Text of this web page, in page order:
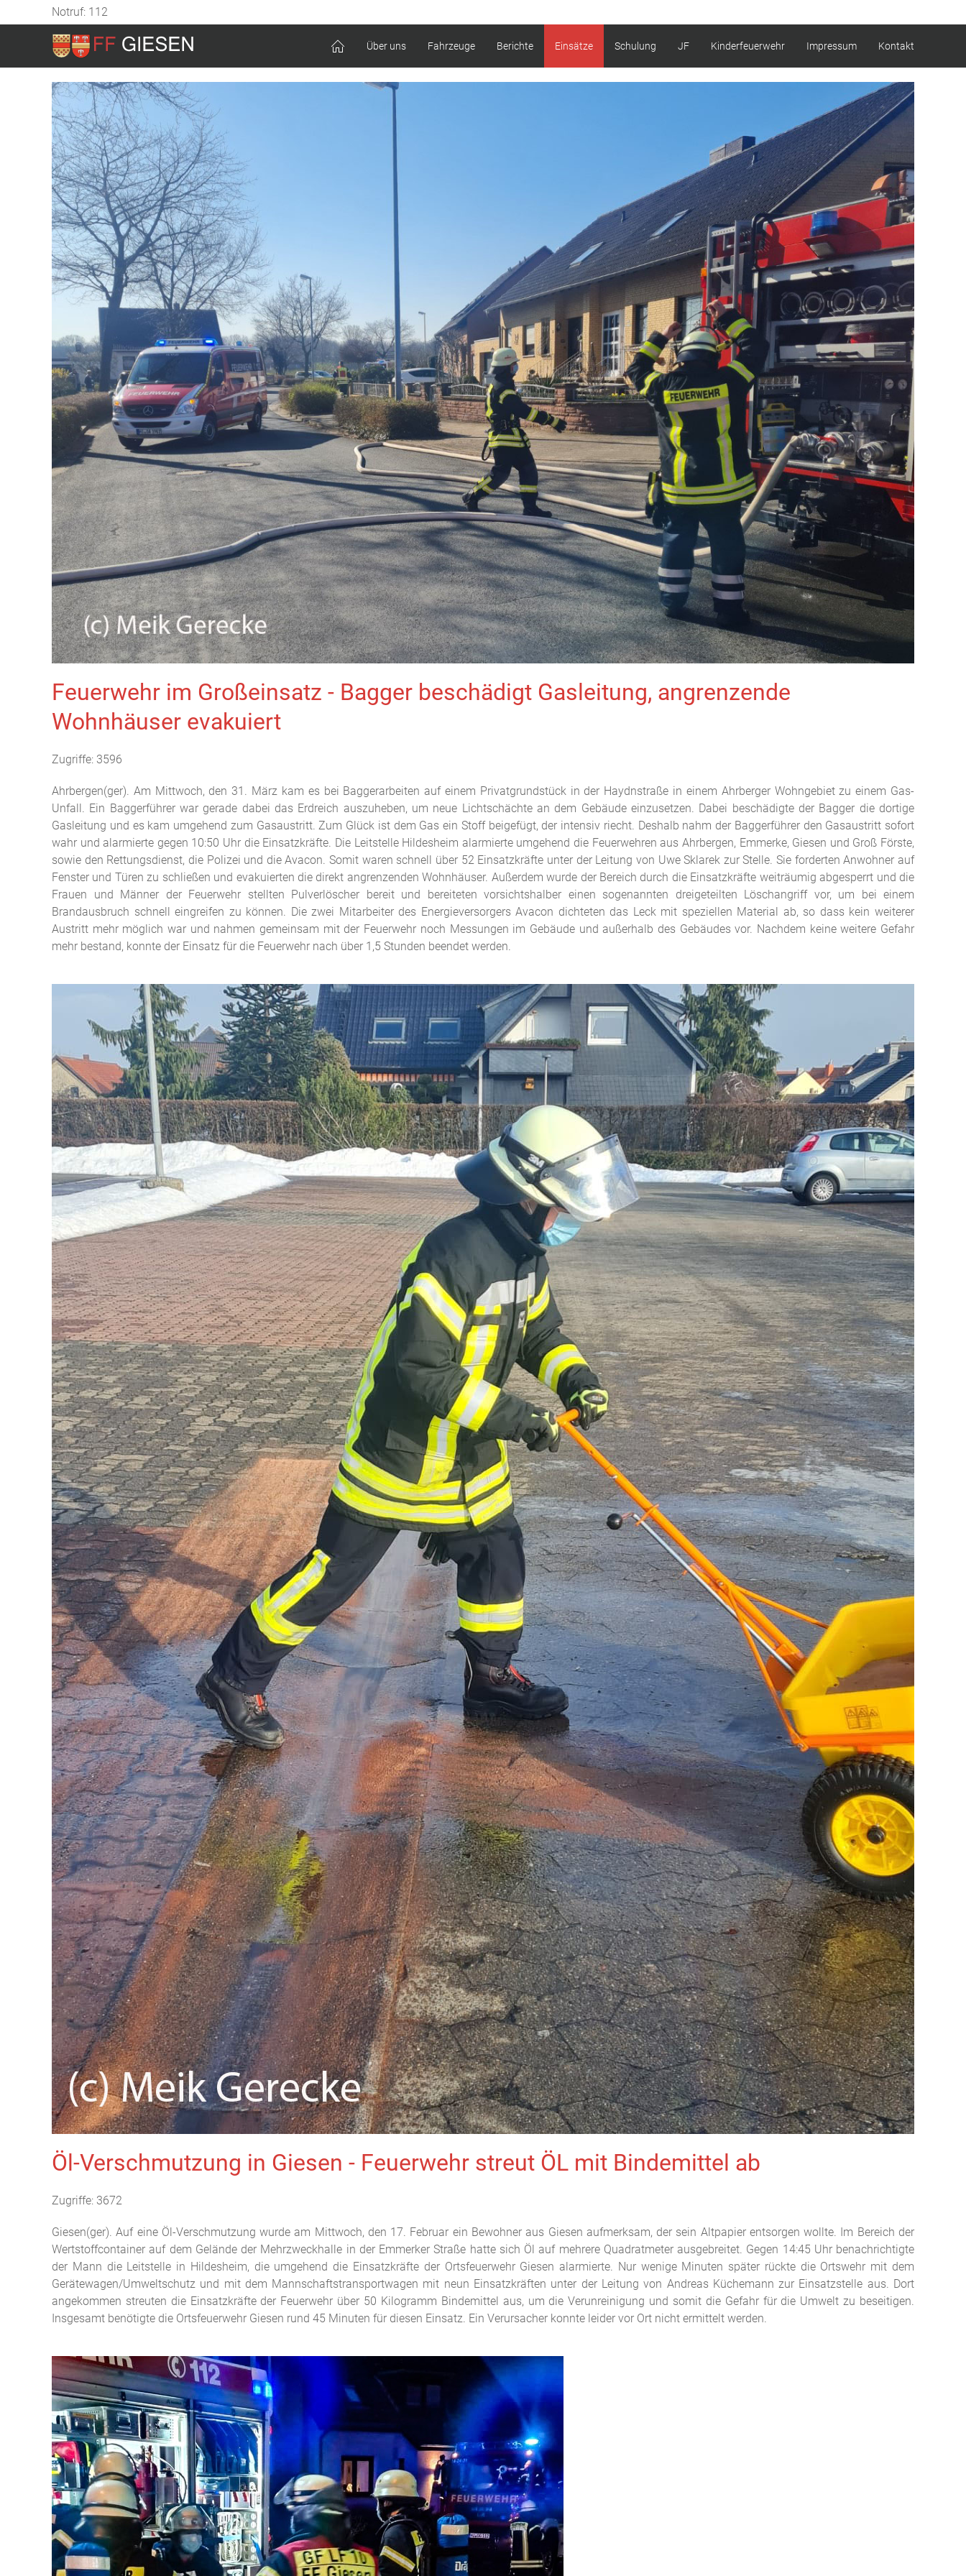
Notruf: 112
Über uns Fahrzeuge Berichte Einsätze Schulung JF Kinderfeuerwehr Impressum Kontakt
Feuerwehr im Großeinsatz - Bagger beschädigt Gasleitung, angrenzende
Wohnhäuser evakuiert
Zugriffe: 3596
Ahrbergen(ger). Am Mittwoch, den 31. März kam es bei Baggerarbeiten auf einem Privatgrundstück in der Haydnstraße in einem Ahrberger Wohngebiet zu einem Gas-
Unfall. Ein Baggerführer war gerade dabei das Erdreich auszuheben, um neue Lichtschächte an dem Gebäude einzusetzen. Dabei beschädigte der Bagger die dortige
Gasleitung und es kam umgehend zum Gasaustritt. Zum Glück ist dem Gas ein Stoff beigefügt, der intensiv riecht. Deshalb nahm der Baggerführer den Gasaustritt sofort
wahr und alarmierte gegen 10:50 Uhr die Einsatzkräfte. Die Leitstelle Hildesheim alarmierte umgehend die Feuerwehren aus Ahrbergen, Emmerke, Giesen und Groß Förste,
sowie den Rettungsdienst, die Polizei und die Avacon. Somit waren schnell über 52 Einsatzkräfte unter der Leitung von Uwe Sklarek zur Stelle. Sie forderten Anwohner auf
Fenster und Türen zu schließen und evakuierten die direkt angrenzenden Wohnhäuser. Außerdem wurde der Bereich durch die Einsatzkräfte weiträumig abgesperrt und die
Frauen und Männer der Feuerwehr stellten Pulverlöscher bereit und bereiteten vorsichtshalber einen sogenannten dreigeteilten Löschangriff vor, um bei einem
Brandausbruch schnell eingreifen zu können. Die zwei Mitarbeiter des Energieversorgers Avacon dichteten das Leck mit speziellen Material ab, so dass kein weiterer
Austritt mehr möglich war und nahmen gemeinsam mit der Feuerwehr noch Messungen im Gebäude und außerhalb des Gebäudes vor. Nachdem keine weitere Gefahr
mehr bestand, konnte der Einsatz für die Feuerwehr nach über 1,5 Stunden beendet werden.
Öl-Verschmutzung in Giesen - Feuerwehr streut ÖL mit Bindemittel ab
Zugriffe: 3672
Giesen(ger). Auf eine Öl-Verschmutzung wurde am Mittwoch, den 17. Februar ein Bewohner aus Giesen aufmerksam, der sein Altpapier entsorgen wollte. Im Bereich der
Wertstoffcontainer auf dem Gelände der Mehrzweckhalle in der Emmerker Straße hatte sich Öl auf mehrere Quadratmeter ausgebreitet. Gegen 14:45 Uhr benachrichtigte
der Mann die Leitstelle in Hildesheim, die umgehend die Einsatzkräfte der Ortsfeuerwehr Giesen alarmierte. Nur wenige Minuten später rückte die Ortswehr mit dem
Gerätewagen/Umweltschutz und mit dem Mannschaftstransportwagen mit neun Einsatzkräften unter der Leitung von Andreas Küchemann zur Einsatzstelle aus. Dort
angekommen streuten die Einsatzkräfte der Feuerwehr über 50 Kilogramm Bindemittel aus, um die Verunreinigung und somit die Gefahr für die Umwelt zu beseitigen.
Insgesamt benötigte die Ortsfeuerwehr Giesen rund 45 Minuten für diesen Einsatz. Ein Verursacher konnte leider vor Ort nicht ermittelt werden.